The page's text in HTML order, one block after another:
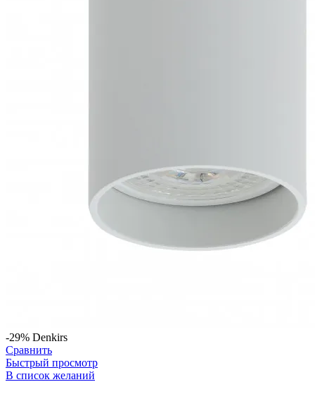
-29% Denkirs
Сравнить
Быстрый просмотр
В список желаний